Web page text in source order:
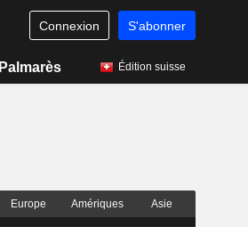
Connexion S'abonner
Palmarès Édition suisse
Europe Amériques Asie